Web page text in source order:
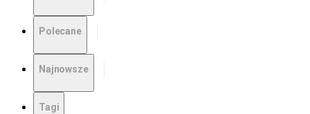
Polecane
Najnowsze
Tagi